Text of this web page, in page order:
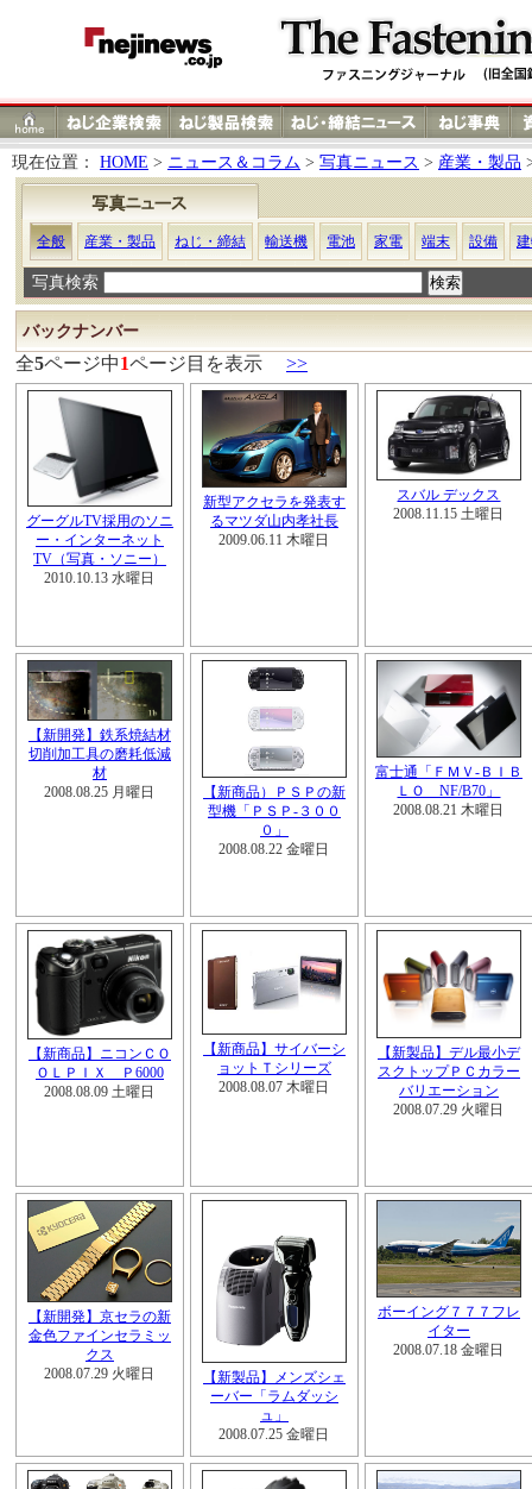
現在位置： HOME > ニュース＆コラム > 写真ニュース > 産業・製品
全般 産業・製品 ねじ・締結 輸送機 電池 家電 端末 設備
写真検索
バックナンバー
全5ページ中1ページ目を表示 >>
グーグルTV採用のソニ
ー・インターネット
TV（写真・ソニー）
2010.10.13 水曜日
新型アクセラを発表す
るマツダ山内孝社長
2009.06.11 木曜日
スバル デックス
2008.11.15 土曜日
【新開発】鉄系焼結材
切削加工具の磨耗低減
材
2008.08.25 月曜日
【新商品）ＰＳＰの新
型機「ＰＳＰ-３００
０」
2008.08.22 金曜日
富士通「ＦＭＶ-ＢＩＢ
ＬＯ NF/B70」
2008.08.21 木曜日
【新商品】ニコンＣＯ
ＯＬＰＩＸ Ｐ6000
2008.08.09 土曜日
【新商品】サイバーシ
ョットＴシリーズ
2008.08.07 木曜日
【新製品】デル最小デ
スクトップＰＣカラー
バリエーション
2008.07.29 火曜日
【新開発】京セラの新
金色ファインセラミッ
クス
2008.07.29 火曜日
【新製品】メンズシェ
ーバー「ラムダッシ
ュ」
2008.07.25 金曜日
ボーイング７７７フレ
イター
2008.07.18 金曜日